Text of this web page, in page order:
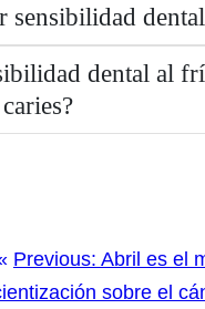
sensibilidad
dental al
Previous: Abril es el
sobre el